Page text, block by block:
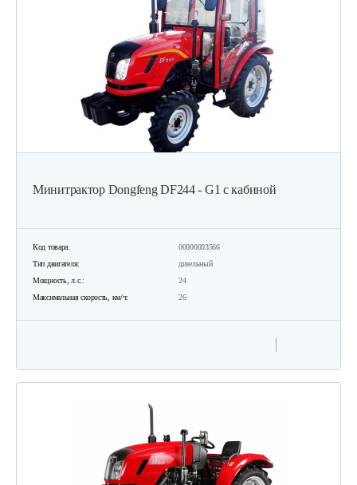
Минитрактор Dongfeng DF244 - G1 с кабиной
Код товара:
00000003566
Тип двигателя:
дизельный
Мощность, л.с.:
24
Максимальная скорость, км/ч:
26